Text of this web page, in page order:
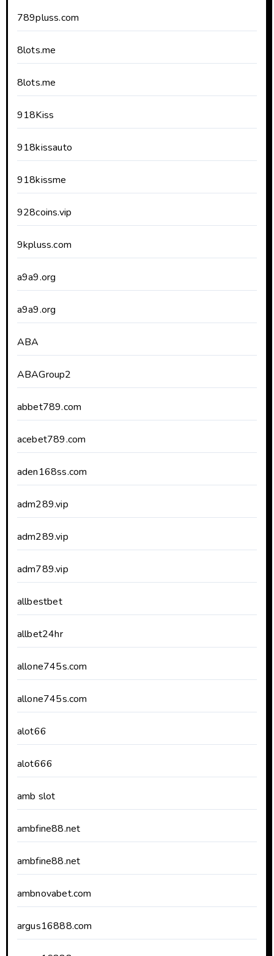
789pluss.com
8lots.me
8lots.me
918Kiss
918kissauto
918kissme
928coins.vip
9kpluss.com
a9a9.org
a9a9.org
ABA
ABAGroup2
abbet789.com
acebet789.com
aden168ss.com
adm289.vip
adm289.vip
adm789.vip
allbestbet
allbet24hr
allone745s.com
allone745s.com
alot66
alot666
amb slot
ambfine88.net
ambfine88.net
ambnovabet.com
argus16888.com